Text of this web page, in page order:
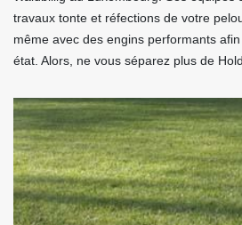
travaux tonte et réfections de votre
même avec des engins performants
état. Alors, ne vous séparez plus de